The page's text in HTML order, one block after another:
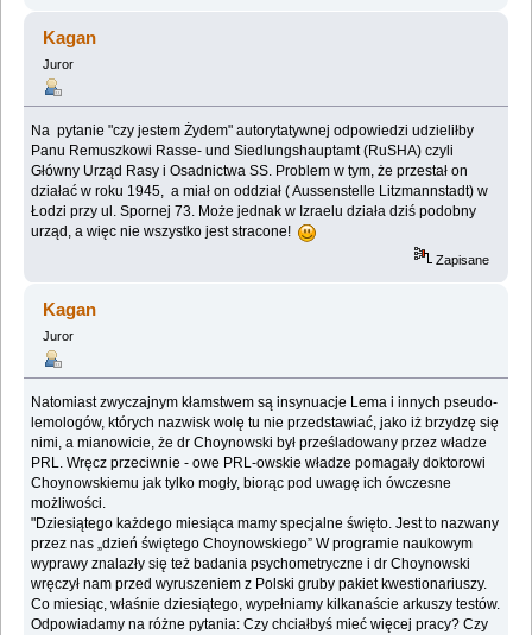
Kagan
Juror
Na pytanie "czy jestem Żydem" autorytatywnej odpowiedzi udzieliłby
Panu Remuszkowi Rasse- und Siedlungshauptamt (RuSHA) czyli
Główny Urząd Rasy i Osadnictwa SS. Problem w tym, że przestał on
działać w roku 1945, a miał on oddział ( Aussenstelle Litzmannstadt) w
Łodzi przy ul. Spornej 73. Może jednak w Izraelu działa dziś podobny
urząd, a więc nie wszystko jest stracone!
Zapisane
Kagan
Juror
Natomiast zwyczajnym kłamstwem są insynuacje Lema i innych pseudo-
lemologów, których ‎nazwisk wolę tu nie przedstawiać, jako iż brzydzę się
nimi, a mianowicie, że dr Choynowski był ‎prześladowany przez władze
PRL. Wręcz przeciwnie - owe PRL-owskie władze pomagały ‎doktorowi
Choynowskiemu jak tylko mogły, biorąc pod uwagę ich ówczesne
możliwości.‎
"Dziesiątego każdego miesiąca mamy specjalne święto. Jest to nazwany
przez nas „dzień świętego ‎Choynowskiego” W programie naukowym
wyprawy znalazły się też badania psychometryczne i dr ‎Choynowski
wręczył nam przed wyruszeniem z Polski gruby pakiet kwestionariuszy.
Co miesiąc, właśnie ‎dziesiątego, wypełniamy kilkanaście arkuszy testów.
Odpowiadamy na różne pytania: Czy chciałbyś ‎mieć więcej pracy? Czy